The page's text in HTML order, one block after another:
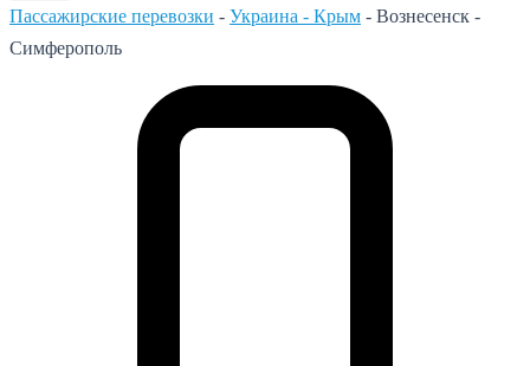
Пассажирские перевозки - Украина - Крым - Вознесенск -
Симферополь